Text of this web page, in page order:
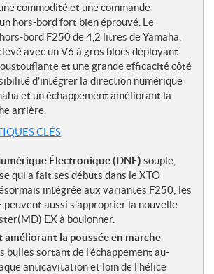
commodité et une commande
hors-bord fort bien éprouvé. Le
bord F250 de 4,2 litres de Yamaha,
avec un V6 à gros blocs déployant
et une grande efficacité côté
d’intégrer la direction numérique
et un échappement améliorant la
arrière.
CLÉS
Électronique (DNE) souple,
qui a fait ses débuts dans le XTO
intégrée aux variantes F250; les
peuvent aussi s’approprier la nouvelle
EX à boulonner.
améliorant la poussée en marche
bulles sortant de l’échappement au-
anticavitation et loin de l’hélice